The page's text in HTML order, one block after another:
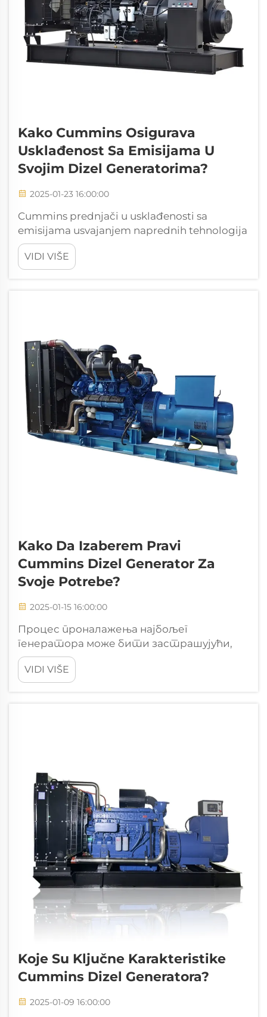
Kako Cummins Osigurava
Usklađenost Sa Emisijama U
Svojim Dizel Generatorima?
2025-01-23 16:00:00
Cummins prednjači u usklađenosti sa
emisijama usvajanjem naprednih tehnologija
kao što su selektivna katalitička redukcija
(SCR) i filteri čestica dizela (DPF). Ove
inovacije pomažu u ispunjavanju strogih
VIDI VIŠE
Kako Da Izaberem Pravi
Cummins Dizel Generator Za
Svoje Potrebe?
2025-01-15 16:00:00
Процес проналажења најбољег
генератора може бити застрашујући,
али је кључан за поуздано напајање.
Потребан вам је генератор који одговара
вашим захтевима, било да се користи у
VIDI VIŠE
Koje Su Ključne Karakteristike
Cummins Dizel Generatora?
2025-01-09 16:00:00